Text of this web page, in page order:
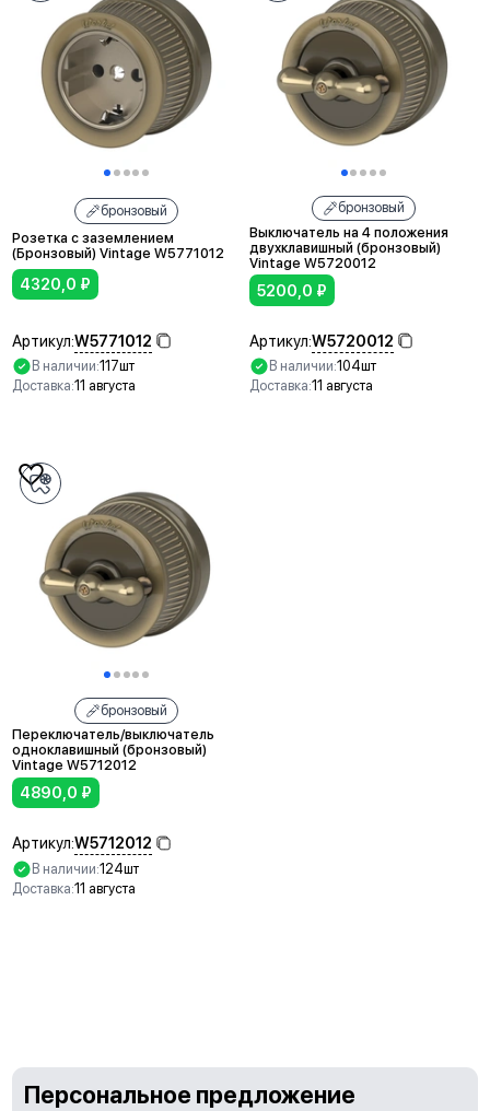
бронзовый
Розетка с заземлением
(Бронзовый) Vintage W5771012
4320,0 ₽
Артикул:W5771012
В наличии:117шт
Доставка:11 августа
бронзовый
Выключатель на 4 положения
двухклавишный (бронзовый)
Vintage W5720012
5200,0 ₽
Артикул:W5720012
В наличии:104шт
Доставка:11 августа
бронзовый
Переключатель/выключатель
одноклавишный (бронзовый)
Vintage W5712012
4890,0 ₽
Артикул:W5712012
В наличии:124шт
Доставка:11 августа
Персональное предложение